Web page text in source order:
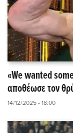
«We wanted
αποθέωσε τον
14/12/2025 - 18:00